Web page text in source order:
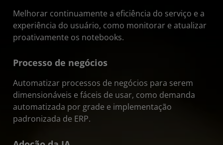
Melhorar continuamente a eficiência do serviço e a
experiência do usuário, como monitorar e atualizar
proativamente os notebooks.
Processo de negócios
Automatizar processos de negócios para serem
dimensionáveis e fáceis de usar, como demanda
automatizada por grade e implementação
padronizada de ERP.